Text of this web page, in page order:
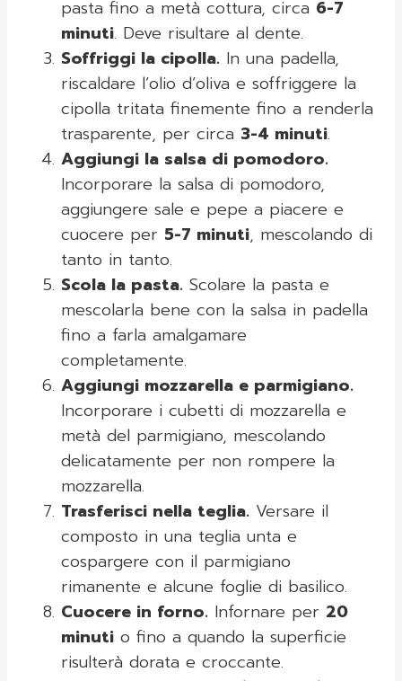
pasta fino a metà cottura, circa 6-7
minuti. Deve risultare al dente.
Soffriggi la cipolla. In una padella,
riscaldare l’olio d’oliva e soffriggere la
cipolla tritata finemente fino a renderla
trasparente, per circa 3-4 minuti.
Aggiungi la salsa di pomodoro.
Incorporare la salsa di pomodoro,
aggiungere sale e pepe a piacere e
cuocere per 5-7 minuti, mescolando di
tanto in tanto.
Scola la pasta. Scolare la pasta e
mescolarla bene con la salsa in padella
fino a farla amalgamare
completamente.
Aggiungi mozzarella e parmigiano.
Incorporare i cubetti di mozzarella e
metà del parmigiano, mescolando
delicatamente per non rompere la
mozzarella.
Trasferisci nella teglia. Versare il
composto in una teglia unta e
cospargere con il parmigiano
rimanente e alcune foglie di basilico.
Cuocere in forno. Infornare per 20
minuti o fino a quando la superficie
risulterà dorata e croccante.